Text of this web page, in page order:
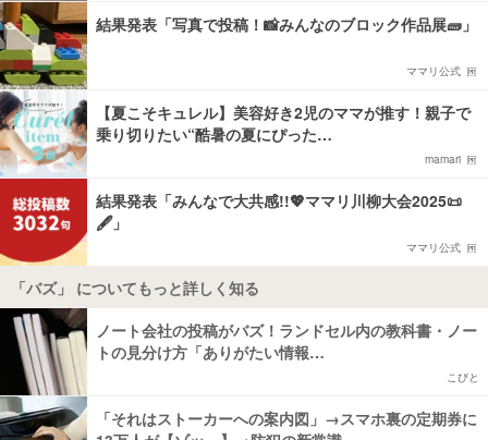
結果発表「写真で投稿！📸みんなのブロック作品展🧱」
ママリ公式
【夏こそキュレル】美容好き2児のママが推す！親子で
乗り切りたい“酷暑の夏にぴった…
mamari
結果発表「みんなで大共感!!💖ママリ川柳大会2025📜
🖋️」
ママリ公式
「バズ」 についてもっと詳しく知る
ノート会社の投稿がバズ！ランドセル内の教科書・ノー
トの見分け方「ありがたい情報…
こびと
「それはストーカーへの案内図」→スマホ裏の定期券に